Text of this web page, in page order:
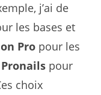
j’ai de
les bases et
Pro pour les
Pronails pour
choix